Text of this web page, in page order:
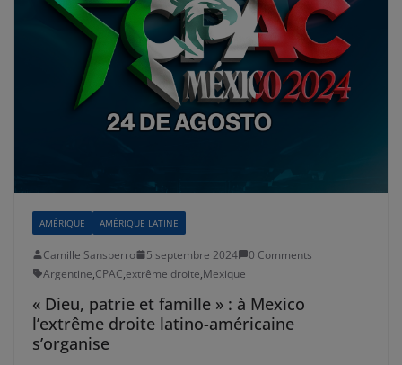
AMÉRIQUE AMÉRIQUE LATINE
Camille Sansberro 5 septembre 2024
0 Comments
Argentine,CPAC,extrême droite,Mexique
« Dieu, patrie et famille » : à Mexico
l’extrême droite latino-américaine
s’organise